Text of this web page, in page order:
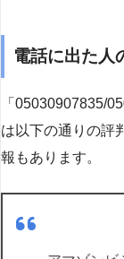
電話に出た人
「05030907835/
は以下の通りの評
報もあります。